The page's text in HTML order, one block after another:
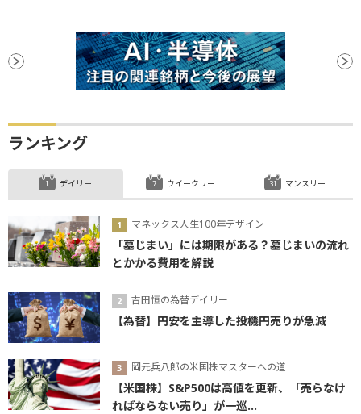
ランキング
デイリー
マネックス人生100年デザイン
「墓じまい」には期限がある？墓じまいの流れ
とかかる費用を解説
吉田恒の為替デイリー
【為替】円安を主導した投機円売りが急減
岡元兵八郎の米国株マスターへの道
【米国株】S&P500は高値を更新、「売らなけ
ればならない売り」が一巡...
ウイークリー マンスリー